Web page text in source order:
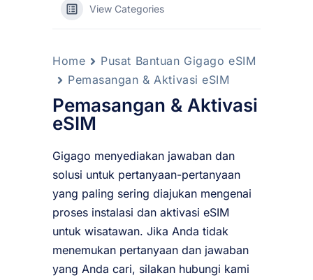
View Categories
Home
Pusat Bantuan Gigago eSIM
Pemasangan & Aktivasi eSIM
Pemasangan & Aktivasi
eSIM
Gigago menyediakan jawaban dan
solusi untuk pertanyaan-pertanyaan
yang paling sering diajukan mengenai
proses instalasi dan aktivasi eSIM
untuk wisatawan. Jika Anda tidak
menemukan pertanyaan dan jawaban
yang Anda cari, silakan hubungi kami